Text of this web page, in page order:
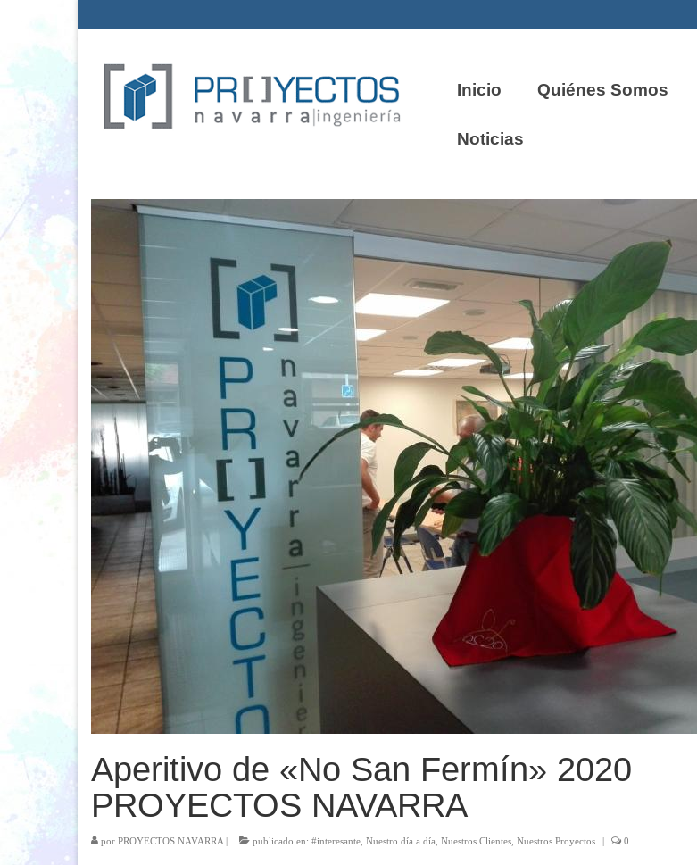
Inicio Quiénes Somos
Noticias
Aperitivo de «No San Fermín» 2020
PROYECTOS NAVARRA
por PROYECTOS NAVARRA | publicado en: #interesante Nuestro día a día Nuestros Clientes Nuestros Proyectos | 0